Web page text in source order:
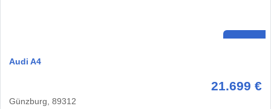
Audi A4
21.699 €
Günzburg, 89312